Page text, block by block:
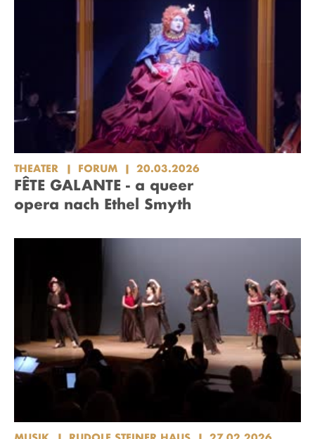
THEATER FORUM 20.03.2026
FÊTE GALANTE - a queer
opera nach Ethel Smyth